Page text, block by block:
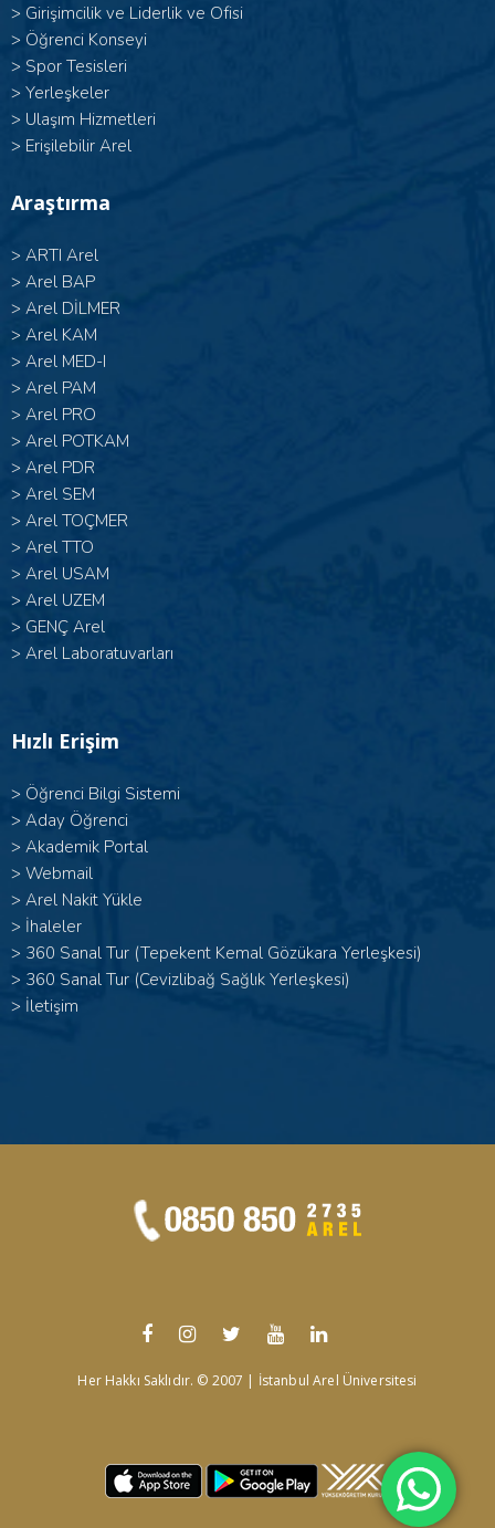
> Girişimcilik ve Liderlik ve Ofisi
> Öğrenci Konseyi
> Spor Tesisleri
> Yerleşkeler
> Ulaşım Hizmetleri
> Erişilebilir Arel
Araştırma
> ARTI Arel
> Arel BAP
> Arel DİLMER
> Arel KAM
> Arel MED-I
> Arel PAM
> Arel PRO
> Arel POTKAM
> Arel PDR
> Arel SEM
> Arel TOÇMER
> Arel TTO
> Arel USAM
> Arel UZEM
> GENÇ Arel
> Arel Laboratuvarları
Hızlı Erişim
> Öğrenci Bilgi Sistemi
> Aday Öğrenci
> Akademik Portal
> Webmail
> Arel Nakit Yükle
> İhaleler
> 360 Sanal Tur (Tepekent Kemal Gözükara Yerleşkesi)
> 360 Sanal Tur (Cevizlibağ Sağlık Yerleşkesi)
> İletişim
Her Hakkı Saklıdır. © 2007 | İstanbul Arel Üniversitesi